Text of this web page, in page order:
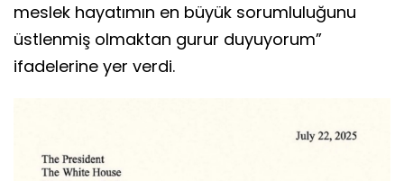
meslek hayatımın en büyük sorumluluğunu
üstlenmiş olmaktan gurur duyuyorum”
ifadelerine yer verdi.